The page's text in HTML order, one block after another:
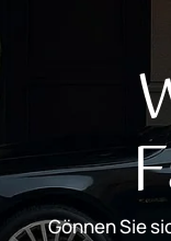
Gönnen Sie